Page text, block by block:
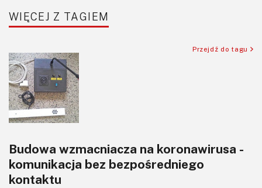
Sensory
Software
Sterowanie
Transformatory
Tranzystory
Wzmacniacze
Zasilanie
WIĘCEJ Z TAGIEM
Przejdź do tagu
Budowa wzmacniacza na koronawirusa -
komunikacja bez bezpośredniego
kontaktu